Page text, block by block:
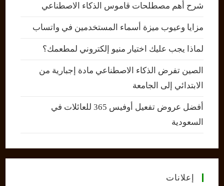
شرح أهم مصطلحات قاموس الذكاء الاصطناعي
مزايا وعيوب ميزة أسماء المستخدمين في واتساب
لماذا يجب عليك اختيار منيو إلكتروني لمطعمك؟
الصين تفرض الذكاء الاصطناعي مادة إجبارية من
الابتدائي إلى الجامعة
أفضل عروض تفعيل أوفيس 365 للعائلات في
السعودية
إعلانات